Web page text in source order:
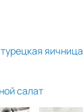
яичница
салат